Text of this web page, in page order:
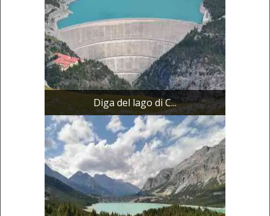
Diga del lago di C...